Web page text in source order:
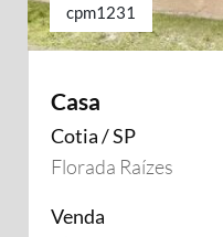
cpm1231
Casa
Cotia / SP
Florada Raízes
Venda